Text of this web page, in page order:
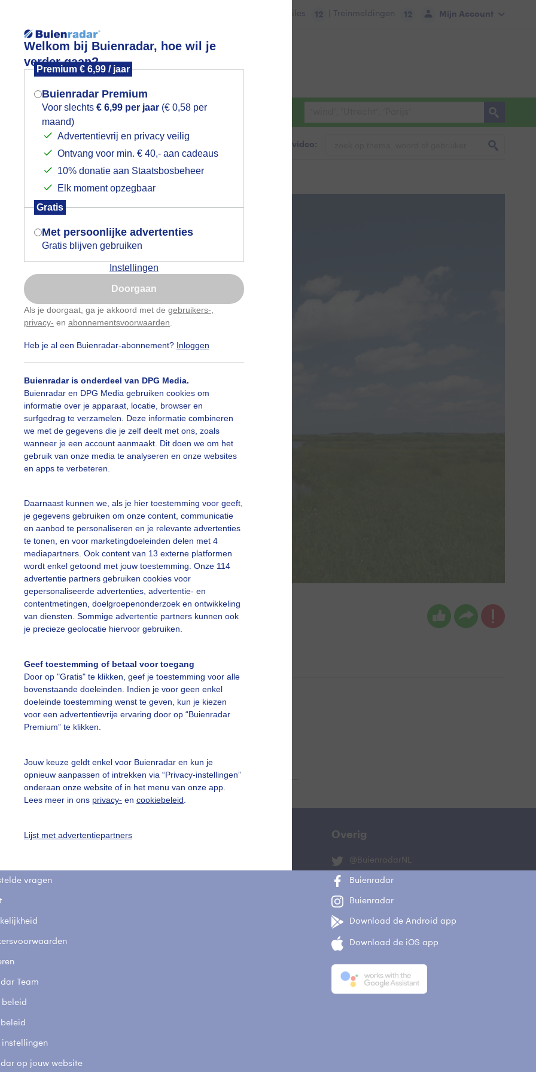
Welkom bij Buienradar, hoe wil je
verder gaan?
Premium € 6,99 / jaar
Buienradar Premium
Voor slechts € 6,99 per jaar (€ 0,58 per
maand)
Advertentievrij en privacy veilig
Ontvang voor min. € 40,- aan cadeaus
10% donatie aan Staatsbosbeheer
Elk moment opzegbaar
Gratis
Met persoonlijke advertenties
Gratis blijven gebruiken
Instellingen
Doorgaan
Als je doorgaat, ga je akkoord met de gebruikers-
privacy- en abonnementsvoorwaarden
Heb je al een Buienradar-abonnement? Inloggen
Buienradar is onderdeel van DPG Media.
Buienradar en DPG Media gebruiken cookies om
informatie over je apparaat, locatie, browser en
surfgedrag te verzamelen. Deze informatie combineren
we met de gegevens die je zelf deelt met ons, zoals
wanneer je een account aanmaakt. Dit doen we om het
gebruik van onze media te analyseren en onze websites
en apps te verbeteren.
Daarnaast kunnen we, als je hier toestemming voor geeft,
je gegevens gebruiken om onze content, communicatie
en aanbod te personaliseren en je relevante advertenties
te tonen, en voor marketingdoeleinden delen met 4
mediapartners. Ook content van 13 externe platformen
wordt enkel getoond met jouw toestemming. Onze 114
advertentie partners gebruiken cookies voor
gepersonaliseerde advertenties, advertentie- en
contentmetingen, doelgroepenonderzoek en ontwikkeling
van diensten. Sommige advertentie partners kunnen ook
je precieze geolocatie hiervoor gebruiken.
Geef toestemming of betaal voor toegang
Door op "Gratis" te klikken, geef je toestemming voor alle
bovenstaande doeleinden. Indien je voor geen enkel
doeleinde toestemming wenst te geven, kun je kiezen
voor een advertentievrije ervaring door op “Buienradar
Premium” te klikken.
Jouw keuze geldt enkel voor Buienradar en kun je
opnieuw aanpassen of intrekken via “Privacy-instellingen”
onderaan onze website of in het menu van onze app.
Lees meer in ons privacy- en cookiebeleid
Lijst met advertentiepartners
Mijn Account
Files 12 | Treinmeldingen 12
Foto en video Weerzine
Zoeken in foto & video:
van Eemnes.
Chris Meewis Gemaakt: 09-05-2026, 25x bekeken
slideshow
Een moment geduld aub...
vragen
Team
beleid
instellingen
op jouw website
Overig
@BuienradarNL
Buienradar
Buienradar
Download de Android app
Download de iOS app
Mogen we je locatie gebruiken voor
het weer?
Indien je hier nog geen akkoord op hebt
gegeven, verschijnt er zo een pop-up uit
je browser waarin deze toestemming
gevraagd wordt.
Is goed, toon de popup
Nu niet, misschien later
Gebruik je Safari en wil je niet elke dag deze pop-up
Klikhierom dit aan te passen